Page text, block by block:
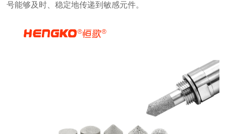
号能够及时、稳定地传递到敏感元件。